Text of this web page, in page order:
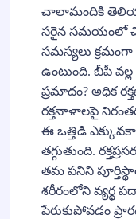
చాలామందికి
సరైన సమయంలో
సమస్యలు
ఉంటుంది. బీపీ వల్ల
ప్రమాదం? అధిక
రక్తనాళాలపై
ఈ ఒత్తిడి
తగ్గుతుంది.
తమ పనిని
శరీరంలోని వ్యర్థ
పేరుకుపోవడం